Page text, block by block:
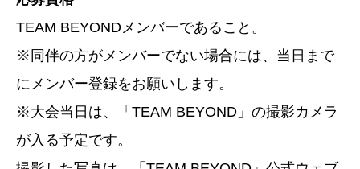
TEAM BEYONDメンバーであること。
※同伴の方がメンバーでない場合には、当日まで
にメンバー登録をお願いします。
※大会当日は、「TEAM BEYOND」の撮影カメラ
が入る予定です。